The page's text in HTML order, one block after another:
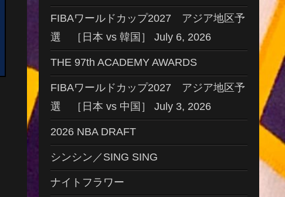
FIBAワールドカップ2027 アジア地区予
選 ［日本 vs 韓国］ July 6, 2026
THE 97th ACADEMY AWARDS
FIBAワールドカップ2027 アジア地区予
選 ［日本 vs 中国］ July 3, 2026
2026 NBA DRAFT
シンシン／SING SING
ナイトフラワー